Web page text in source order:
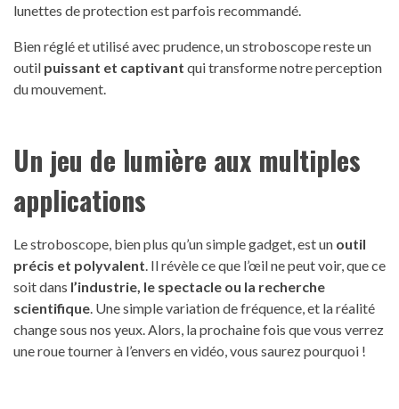
lunettes de protection est parfois recommandé.
Bien réglé et utilisé avec prudence, un stroboscope reste un
outil puissant et captivant qui transforme notre perception
du mouvement.
Un jeu de lumière aux multiples
applications
Le stroboscope, bien plus qu’un simple gadget, est un outil
précis et polyvalent . Il révèle ce que l’œil ne peut voir, que ce
soit dans l’industrie, le spectacle ou la recherche
scientifique . Une simple variation de fréquence, et la réalité
change sous nos yeux. Alors, la prochaine fois que vous verrez
une roue tourner à l’envers en vidéo, vous saurez pourquoi !